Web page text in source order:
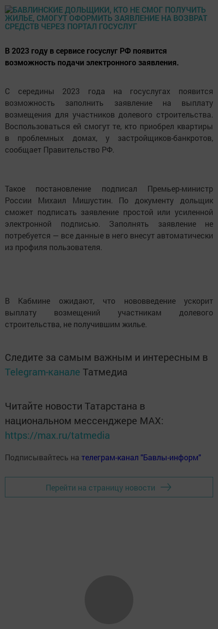
В 2023 году в сервисе госуслуг РФ появится
возможность подачи электронного заявления.
С середины 2023 года на госуслугах появится
возможность заполнить заявление на выплату
возмещения для участников долевого строительства.
Воспользоваться ей смогут те, кто приобрел квартиры
в проблемных домах, у застройщиков-банкротов,
сообщает Правительство РФ.
Такое постановление подписал Премьер-министр
России Михаил Мишустин. По документу дольщик
сможет подписать заявление простой или усиленной
электронной подписью. Заполнять заявление не
потребуется — все данные в него внесут автоматически
из профиля пользователя.
В Кабмине ожидают, что нововведение ускорит
выплату возмещений участникам долевого
строительства, не получившим жилье.
Следите за самым важным и интересным в
Telegram-канале Татмедиа
Читайте новости Татарстана в
национальном мессенджере MАХ:
https://max.ru/tatmedia
Подписывайтесь на телеграм-канал "Бавлы-информ"
Перейти на страницу новости